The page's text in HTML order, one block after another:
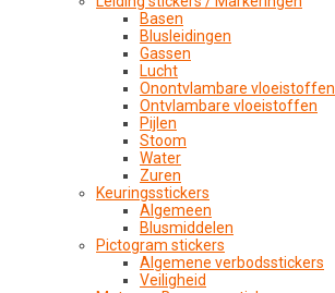
Basen
Blusleidingen
Gassen
Lucht
Onontvlambare vloeistoffen
Ontvlambare vloeistoffen
Pijlen
Stoom
Water
Zuren
Keuringsstickers
Algemeen
Blusmiddelen
Pictogram stickers
Algemene verbodsstickers
Veiligheid